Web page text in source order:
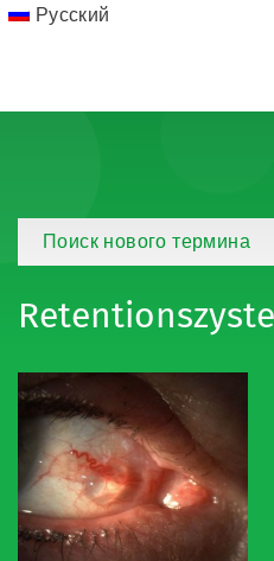
Русский
Поиск нового термина
Retentionszyste